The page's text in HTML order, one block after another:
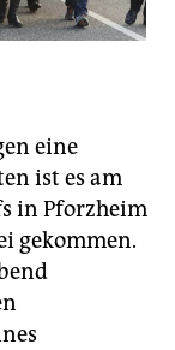
eine
ist es am
in Pforzheim
gekommen.